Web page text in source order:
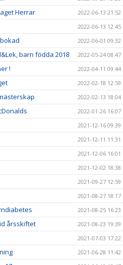
Herrar 2022-06-13 21:52
2022-06-13 12:45
2022-06-01 09:32
barn födda 2018 2022-05-24 08:47
! 2022-04-11 09:44
2022-02-18 12:59
2022-02-13 18:04
2022-01-26 16:07
2021-12-16 09:39
2021-12-11 11:31
2021-12-06 16:01
2021-12-02 18:38
2021-09-27 12:59
2021-08-27 18:17
2021-08-25 16:23
årsskiftet 2021-08-23 19:39
2021-07-03 17:22
2021-06-28 11:42